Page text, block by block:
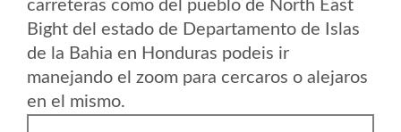
carreteras como del pueblo de North East
Bight del estado de Departamento de Islas
de la Bahia en Honduras podeis ir
manejando el zoom para cercaros o alejaros
en el mismo.